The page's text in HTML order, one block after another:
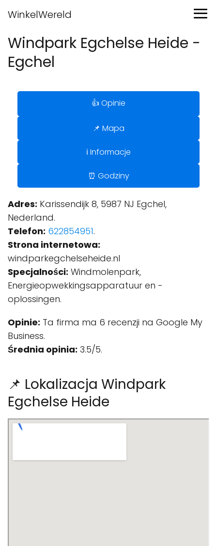
WinkelWereld
Windpark Egchelse Heide -
Egchel
👍 Opinie
📌 Mapa
ℹ️ Informacje
⏰ Godziny
Adres: Karissendijk 8, 5987 NJ Egchel,
Nederland.
Telefon: 622854951.
Strona internetowa:
windparkegchelseheide.nl
Specjalności: Windmolenpark,
Energieopwekkingsapparatuur en -
oplossingen.
Opinie: Ta firma ma 6 recenzji na Google My
Business.
Średnia opinia: 3.5/5.
📌 Lokalizacja Windpark
Egchelse Heide